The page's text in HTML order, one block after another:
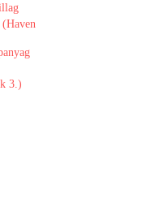
3.)